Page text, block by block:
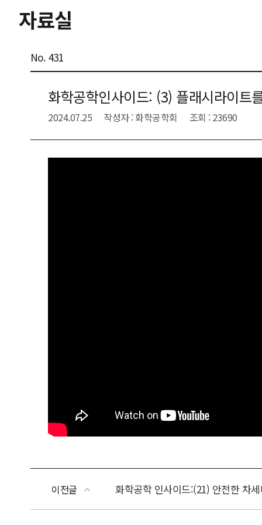
자료실
No. 431
화학공학인사이드: (3) 플래시라이트
2024.07.25 작성자 : 화학공학회 조회 : 23690
이전글 화학공학 인사이드:(21) 안전한 차